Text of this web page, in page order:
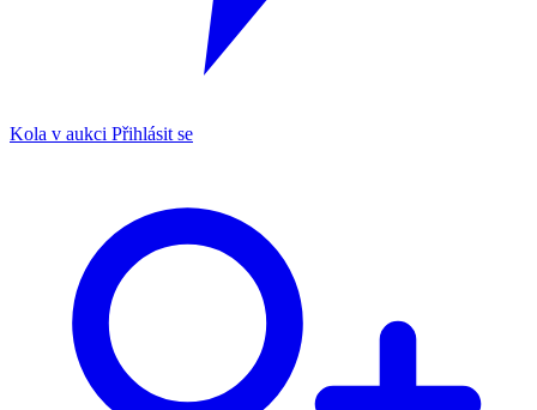
Kola v aukci Přihlásit se